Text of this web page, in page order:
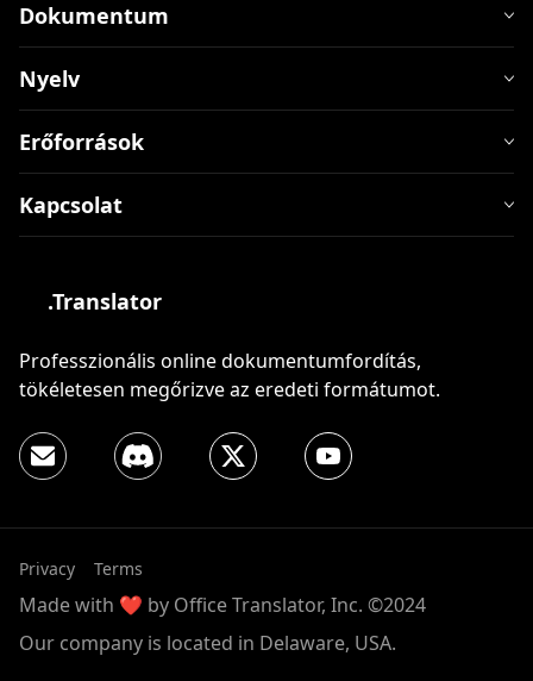
Dokumentum
Nyelv
Erőforrások
Kapcsolat
.Translator
Professzionális online dokumentumfordítás,
tökéletesen megőrizve az eredeti formátumot.
Privacy Terms
Made with ❤️ by Office Translator, Inc. ©2024
Our company is located in Delaware, USA.